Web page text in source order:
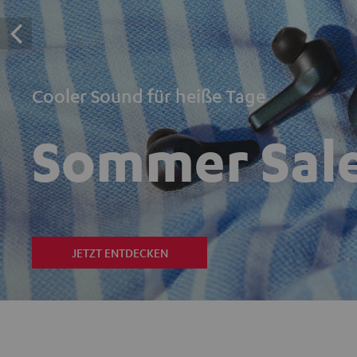
Cooler Sound für heiße Tage
Sommer
JETZT ENTDECKEN